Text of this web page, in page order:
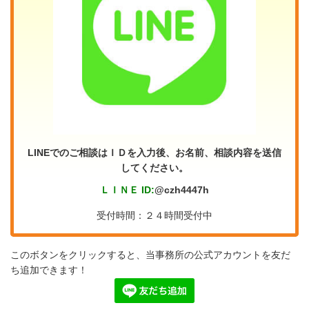
LINEでのご相談はＩＤを入力後、お名前、相談内容を送信
してください。
ＬＩＮＥ ID:@czh4447h
受付時間：２４時間受付中
このボタンをクリックすると、当事務所の公式アカウントを友だ
ち追加できます！